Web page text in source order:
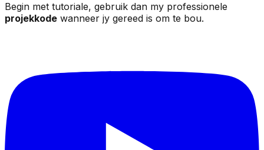
Begin met tutoriale, gebruik dan my professionele
projekkode wanneer jy gereed is om te bou.